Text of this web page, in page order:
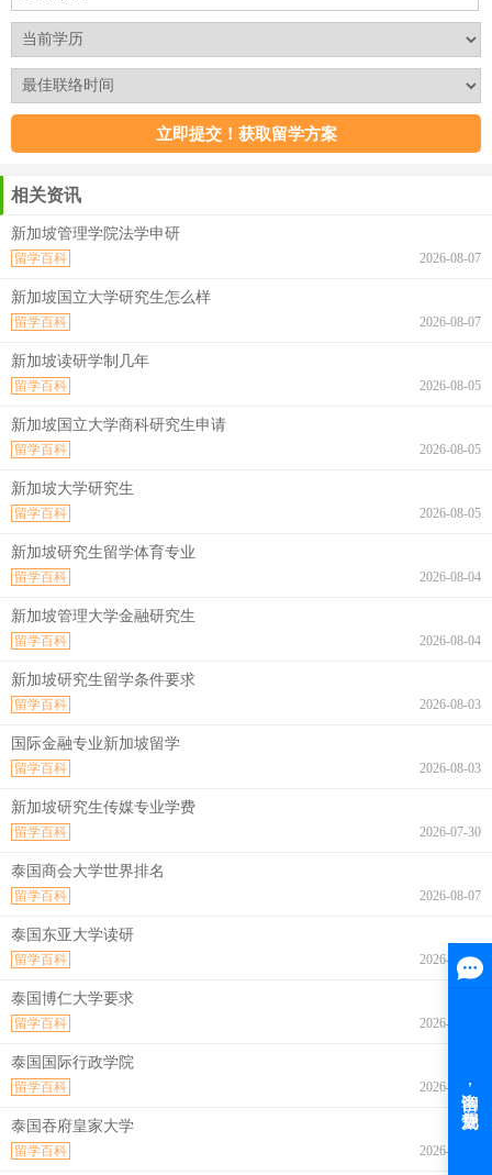
相关资讯
新加坡管理学院法学申研
2026-08-07
留学百科
新加坡国立大学研究生怎么样
2026-08-07
留学百科
新加坡读研学制几年
2026-08-05
留学百科
新加坡国立大学商科研究生申请
2026-08-05
留学百科
新加坡大学研究生
2026-08-05
留学百科
新加坡研究生留学体育专业
2026-08-04
留学百科
新加坡管理大学金融研究生
2026-08-04
留学百科
新加坡研究生留学条件要求
2026-08-03
留学百科
国际金融专业新加坡留学
2026-08-03
留学百科
新加坡研究生传媒专业学费
2026-07-30
留学百科
泰国商会大学世界排名
2026-08-07
留学百科
泰国东亚大学读研
2026-08-07
留学百科
泰国博仁大学要求
2026-08-07
留学百科
泰国国际行政学院
2026-08-07
留学百科
泰国吞府皇家大学
2026-08-07
留学百科